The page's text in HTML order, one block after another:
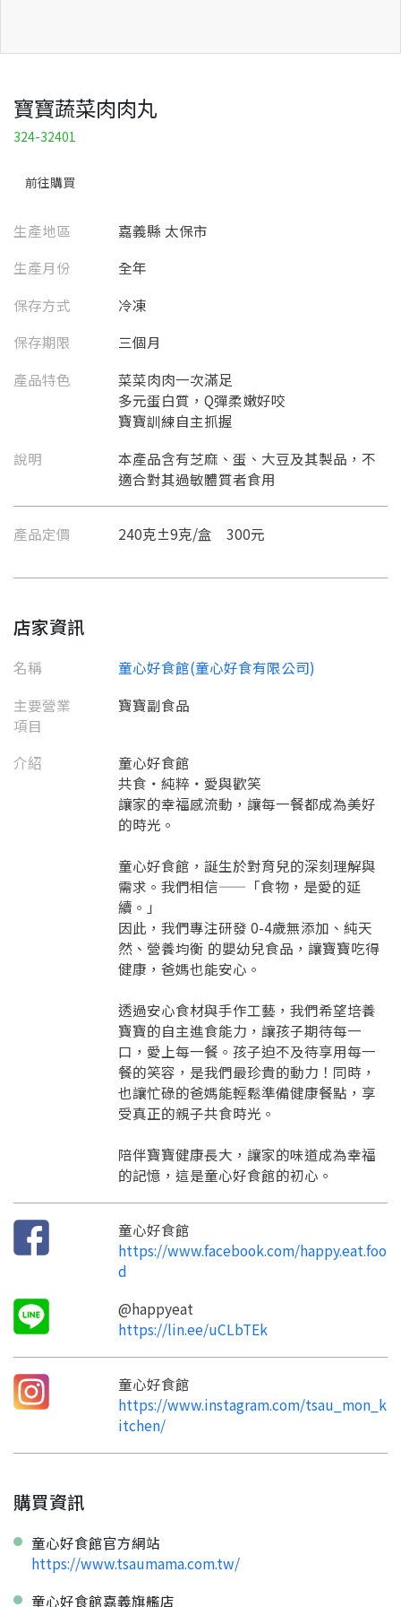
寶寶蔬菜肉肉丸
324-32401
前往購買
生產地區
嘉義縣 太保市
生產月份
全年
保存方式
冷凍
保存期限
三個月
產品特色
菜菜肉肉一次滿足
多元蛋白質，Q彈柔嫩好咬
寶寶訓練自主抓握
說明
本產品含有芝麻、蛋、大豆及其製品，不
適合對其過敏體質者食用
產品定價 240克±9克/盒 300元
店家資訊
名稱
童心好食館(童心好食有限公司)
主要營業
項目
寶寶副食品
介紹
童心好食館
共食・純粹・愛與歡笑
讓家的幸福感流動，讓每一餐都成為美好
的時光。
童心好食館，誕生於對育兒的深刻理解與
需求。我們相信——「食物，是愛的延
續。」
因此，我們專注研發 0-4歲無添加、純天
然、營養均衡 的嬰幼兒食品，讓寶寶吃得
健康，爸媽也能安心。
透過安心食材與手作工藝，我們希望培養
寶寶的自主進食能力，讓孩子期待每一
口，愛上每一餐。孩子迫不及待享用每一
餐的笑容，是我們最珍貴的動力！同時，
也讓忙碌的爸媽能輕鬆準備健康餐點，享
受真正的親子共食時光。
陪伴寶寶健康長大，讓家的味道成為幸福
的記憶，這是童心好食館的初心。
童心好食館
https://www.facebook.com/happy.eat.foo
d
@happyeat
https://lin.ee/uCLbTEk
童心好食館
https://www.instagram.com/tsau_mon_k
itchen/
購買資訊
童心好食館官方網站
https://www.tsaumama.com.tw/
童心好食館嘉義旗艦店
要註冊嗎？
只要驗證手機號碼就能完成註冊。
您要繼續嗎？
返回
請加入LINE好友
加入「嘉義優鮮」LINE 好友，
才能繼續註冊喔。
點擊加入 LINE 好友
返回
註冊完成
填寫申請資料
返回首頁
訊息
確認
要申請新產品嗎？
您的申請資料正在等候審查中，
查看申請進度 申請新產品
要看申請秘笈嗎？
想知道怎麼做更容易通過審核嗎？
如果你已經準備好了，
點擊「直接申請」按鈕開始填寫申請表。
直接申請 看密笈
返回首頁